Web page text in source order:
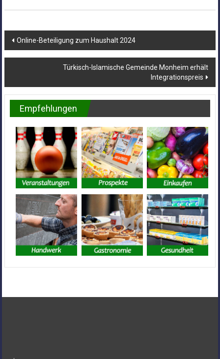
Beitragsnavigation
Online-Beteiligung zum Haushalt 2024
Türkisch-Islamische Gemeinde Monheim erhält
Integrationspreis
Empfehlungen